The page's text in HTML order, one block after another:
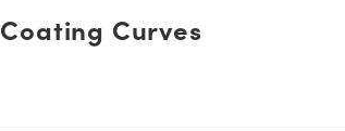
Coating Curves